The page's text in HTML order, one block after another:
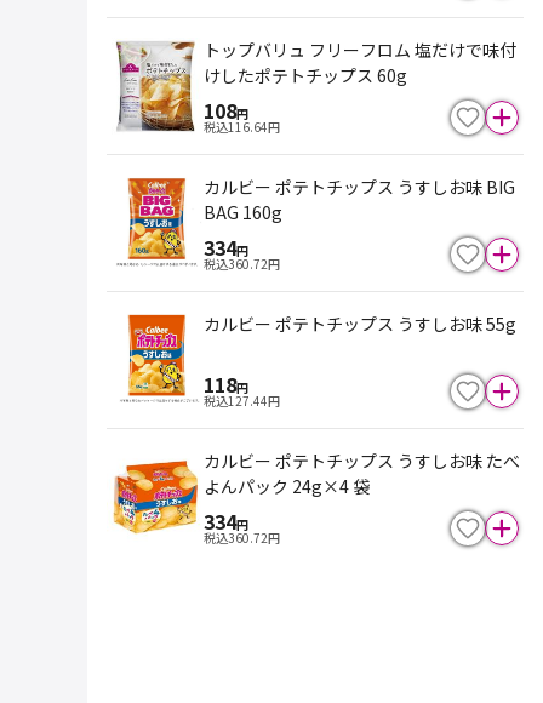
トップバリュ フリーフロム 塩だけで味付
けしたポテトチップス 60g
108円
税込116.64円
カルビー ポテトチップス うすしお味 BIG
BAG 160g
334円
税込360.72円
カルビー ポテトチップス うすしお味 55g
118円
税込127.44円
カルビー ポテトチップス うすしお味 たべ
よんパック 24g×4 袋
334円
税込360.72円